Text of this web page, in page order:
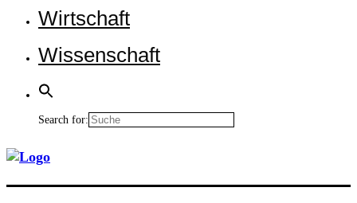
Wirt­schaft
Wis­sen­schaft
Search for: